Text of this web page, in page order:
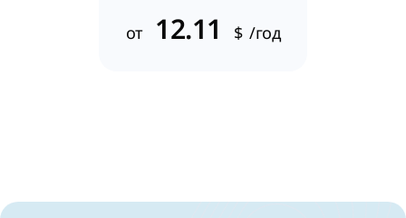
от 12.11 $ /год